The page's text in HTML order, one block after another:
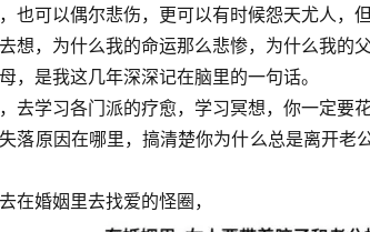
也可以偶尔悲伤，更可以有时候怨天尤人，
想，为什么我的命运那么悲惨，为什么我的
，是我这几年深深记在脑里的一句话。
去学习各门派的疗愈，学习冥想，你一定要花
落原因在哪里，搞清楚你为什么总是离开
在婚姻里去找爱的怪圈，